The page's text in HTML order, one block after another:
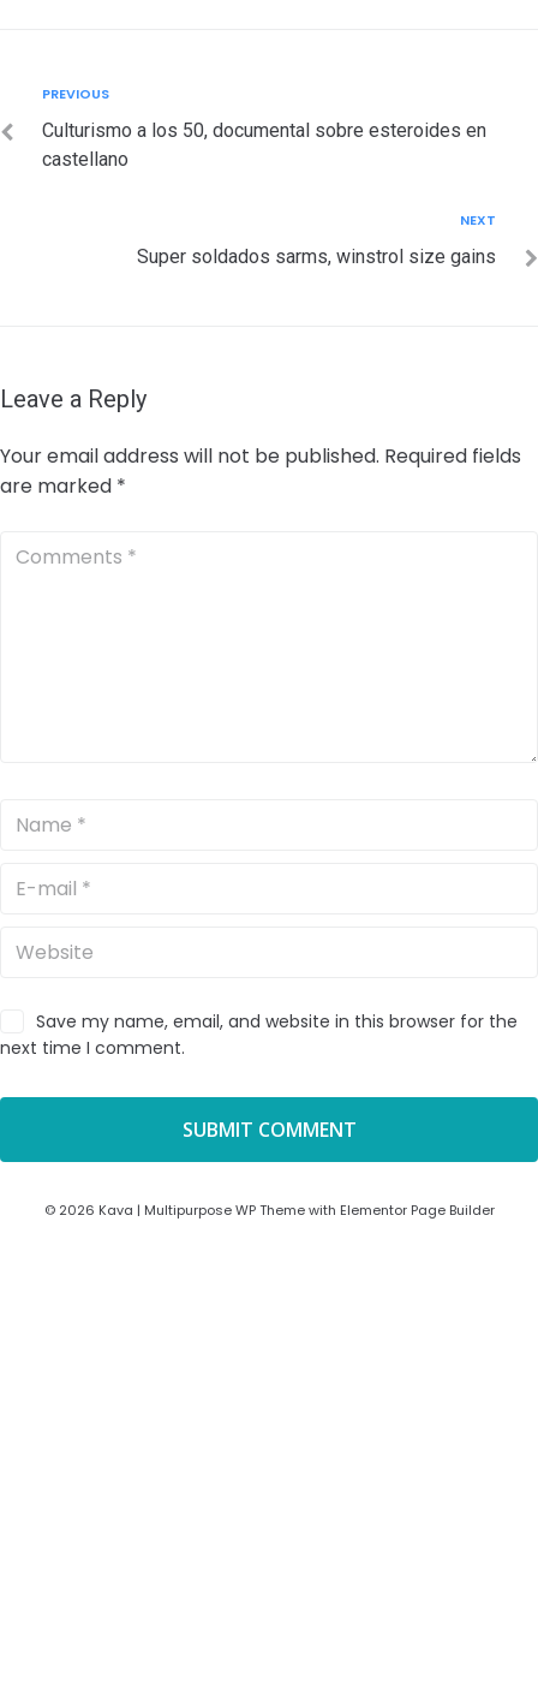
navigation
Previous
PREVIOUS
Culturismo a los 50, documental sobre esteroides en
castellano
NEXT
Super soldados sarms, winstrol size gains
Leave a Reply
Your email address will not be published. Required fields
are marked *
Save my name, email, and website in this browser for the
next time I comment.
© 2026 Kava | Multipurpose WP Theme with Elementor Page Builder